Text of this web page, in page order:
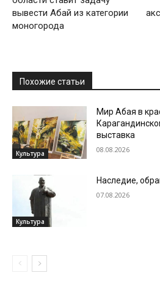
вывести Абай из категории
моногорода
Похожие статьи
Культура
Мир Абая в
выставка
08.08.2026
Культура
Наследие,
07.08.2026